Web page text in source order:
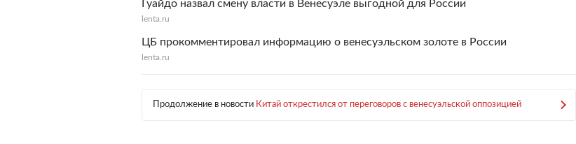
Гуайдо назвал смену власти в Венесуэле выгодной для России
lenta.ru
ЦБ прокомментировал информацию о венесуэльском золоте в России
lenta.ru
Продолжение в новости Китай открестился от переговоров с венесуэльской оппозицией